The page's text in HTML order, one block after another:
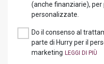
(anche finanziarie),
personalizzate.
Do il consenso al
parte di Hurry per il
marketing